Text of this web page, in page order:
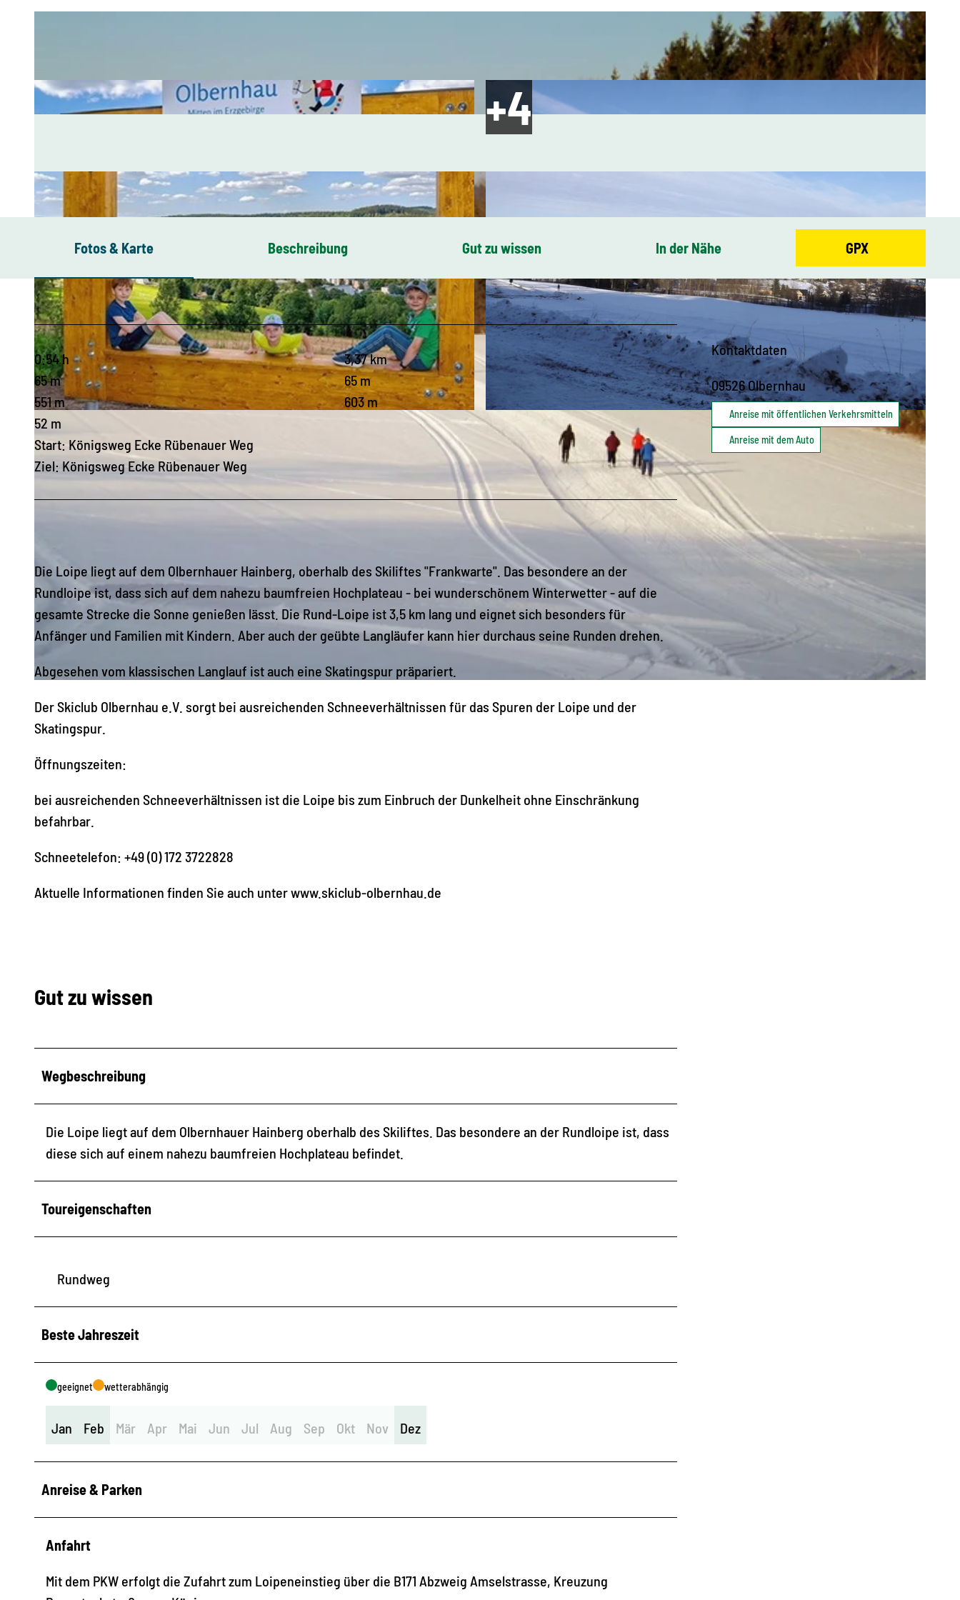
© Udo Brückner, Olbernhau - Mitten im Erzgebirge
Fotos & Karte Beschreibung Gut zu wissen In der Nähe GPX
0:54 h
3,37 km
65 m
65 m
551 m
603 m
52 m
Start: Königsweg Ecke Rübenauer Weg
Ziel: Königsweg Ecke Rübenauer Weg
Die Loipe liegt auf dem Olbernhauer Hainberg, oberhalb des Skiliftes "Frankwarte". Das besondere an der
Rundloipe ist, dass sich auf dem nahezu baumfreien Hochplateau - bei wunderschönem Winterwetter - auf die
gesamte Strecke die Sonne genießen lässt. Die Rund-Loipe ist 3,5 km lang und eignet sich besonders für
Anfänger und Familien mit Kindern. Aber auch der geübte Langläufer kann hier durchaus seine Runden drehen.
Abgesehen vom klassischen Langlauf ist auch eine Skatingspur präpariert.
Der Skiclub Olbernhau e.V. sorgt bei ausreichenden Schneeverhältnissen für das Spuren der Loipe und der
Skatingspur.
Öffnungszeiten:
bei ausreichenden Schneeverhältnissen ist die Loipe bis zum Einbruch der Dunkelheit ohne Einschränkung
befahrbar.
Schneetelefon: +49 (0) 172 3722828
Aktuelle Informationen finden Sie auch unter www.skiclub-olbernhau.de
Gut zu wissen
Wegbeschreibung
Die Loipe liegt auf dem Olbernhauer Hainberg oberhalb des Skiliftes. Das besondere an der Rundloipe ist, dass
diese sich auf einem nahezu baumfreien Hochplateau befindet.
Toureigenschaften
Rundweg
Beste Jahreszeit
geeignet wetterabhängig
Jan Feb Mär Apr Mai Jun Jul Aug Sep Okt Nov Dez
Anreise & Parken
Anfahrt
Mit dem PKW erfolgt die Zufahrt zum Loipeneinstieg über die B171 Abzweig Amselstrasse, Kreuzung
Kontaktdaten
09526Olbernhau
Anreise mit öffentlichen Verkehrsmitteln
Anreise mit dem Auto